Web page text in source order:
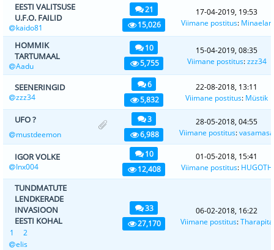
EESTI VALITSUSE
U.F.O. FAILID
kaido81
21
15,026
17-04-2019, 19:53
Viimane postitus: Minaelan
HOMMIK
TARTUMAAL
Aadu
10
5,755
15-04-2019, 08:35
Viimane postitus:zzz34
SEENERINGID
zzz34
6
5,832
22-08-2018, 13:11
Viimane postitus: Müstik
UFO ?
mustdeemon
3
6,988
28-05-2018, 04:55
Viimane postitus:vasamasa
IGOR VOLKE
Inx004
10
12,408
01-05-2018, 15:41
Viimane postitus: HUGOTH
TUNDMATUTE
LENDKERADE
INVASIOON
EESTI KOHAL
1
2
elis
33
27,170
06-02-2018, 16:22
Viimane postitus:Tharapita